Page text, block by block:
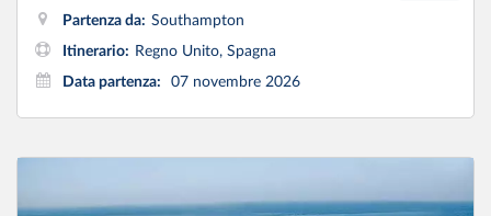
Partenza da: Southampton
Itinerario: Regno Unito, Spagna
Data partenza:
07 novembre 2026